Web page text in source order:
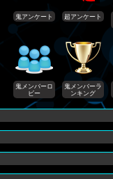
鬼アンケート 超アンケート
鬼メンバーロ
ビー
鬼メンバーラ
ンキング